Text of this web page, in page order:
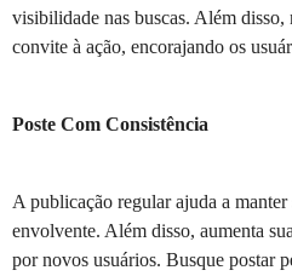
visibilidade nas buscas. Além disso,
convite à ação, encorajando os
Poste Com Consistência
A publicação regular ajuda a
envolvente. Além disso, aumenta
por novos usuários. Busque postar